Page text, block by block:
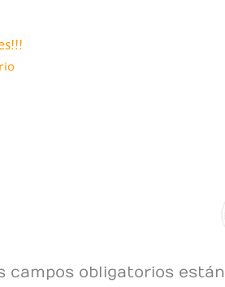
campos obligatorios están